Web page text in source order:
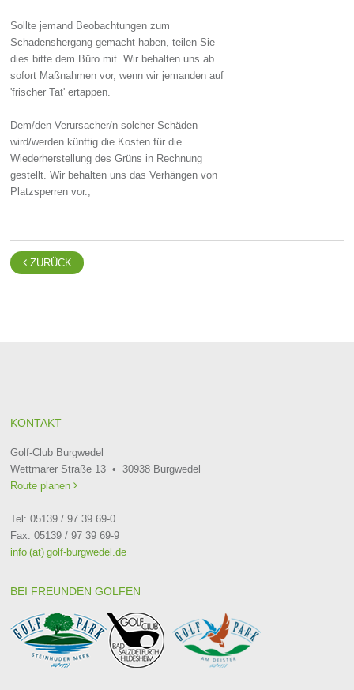
Sollte jemand Beobachtungen zum
Schadenshergang gemacht haben, teilen Sie
dies bitte dem Büro mit. Wir behalten uns ab
sofort Maßnahmen vor, wenn wir jemanden auf
'frischer Tat' ertappen.
Dem/den Verursacher/n solcher Schäden
wird/werden künftig die Kosten für die
Wiederherstellung des Grüns in Rechnung
gestellt. Wir behalten uns das Verhängen von
Platzsperren vor.,
ZURÜCK
KONTAKT
Golf-Club Burgwedel
Wettmarer Straße 13 • 30938 Burgwedel
Route planen
Tel: 05139 / 97 39 69-0
Fax: 05139 / 97 39 69-9
info (at) golf-burgwedel.de
BEI FREUNDEN GOLFEN